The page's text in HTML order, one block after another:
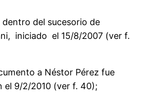
del sucesorio de
iniciado el 15/8/2007 (ver f.
a Néstor Pérez fue
el 9/2/2010 (ver f. 40);